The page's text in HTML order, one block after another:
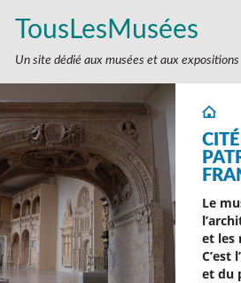
TousLesMusées
Un site dédié aux musées et aux expositions
Le
et les
C’est
et du